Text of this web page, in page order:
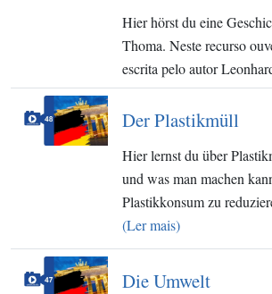
Hier hörst du eine
Thoma. Neste recurso
escrita pelo autor
Der Plastikmüll
Hier lernst du über
und was man machen
Plastikkonsum zu
(Ler mais)
Die Umwelt